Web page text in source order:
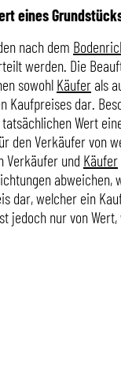
eines
nach dem
werden. Die
sowohl Käufer als
Kaufpreises dar.
Wert
den Verkäufer von
Verkäufer und Käufer
abweichen,
dar, welcher ein
jedoch nur von